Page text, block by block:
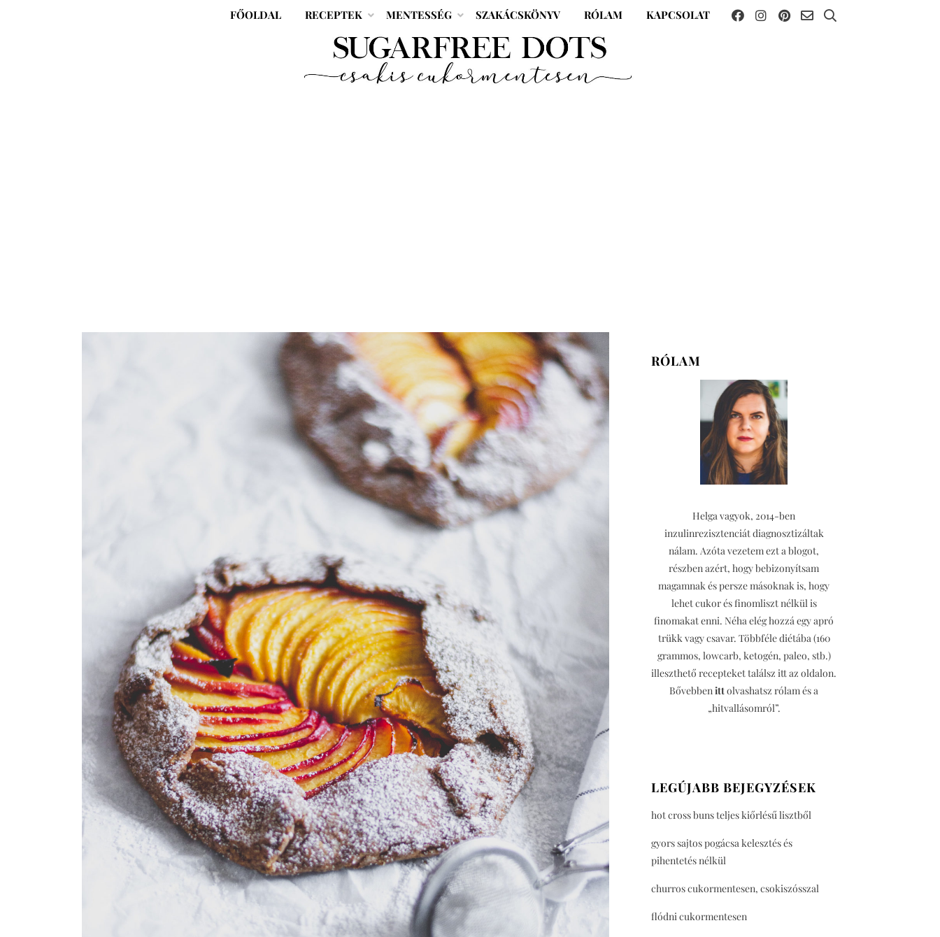
FŐOLDAL RECEPTEK MENTESSÉG SZAKÁCSKÖNYV RÓLAM KAPCSOLAT
RÓLAM
Helga vagyok, 2014-ben
inzulinrezisztenciát diagnosztizáltak
nálam. Azóta vezetem ezt a blogot,
részben azért, hogy bebizonyítsam
magamnak és persze másoknak is, hogy
lehet cukor és finomliszt nélkül is
finomakat enni. Néha elég hozzá egy apró
trükk vagy csavar. Többféle diétába (160
grammos, lowcarb, ketogén, paleo, stb.)
illeszthető recepteket találsz itt az oldalon.
Bővebbenittolvashatsz rólam és a
„hitvallásomról”.
LEGÚJABB BEJEGYZÉSEK
hot cross buns teljes kiőrlésű lisztből
gyors sajtos pogácsa kelesztés és
pihentetés nélkül
churros cukormentesen, csokiszósszal
flódni cukormentesen